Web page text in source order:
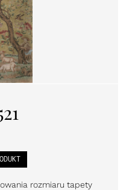
DE
rozmiaru tapety